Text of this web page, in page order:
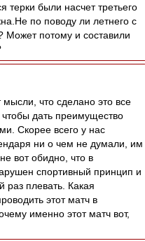
терки были насчет третьего
по поводу ли летнего с
потому и составили
мысли, что сделано это все
дать преимущество
Скорее всего у нас
ни о чем не думали, им
вот обидно, что в
спортивный принцип и
раз плевать. Какая
этот матч в
именно этот матч вот,